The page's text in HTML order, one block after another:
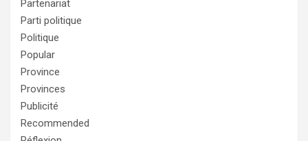
Partenariat
Parti politique
Politique
Popular
Province
Provinces
Publicité
Recommended